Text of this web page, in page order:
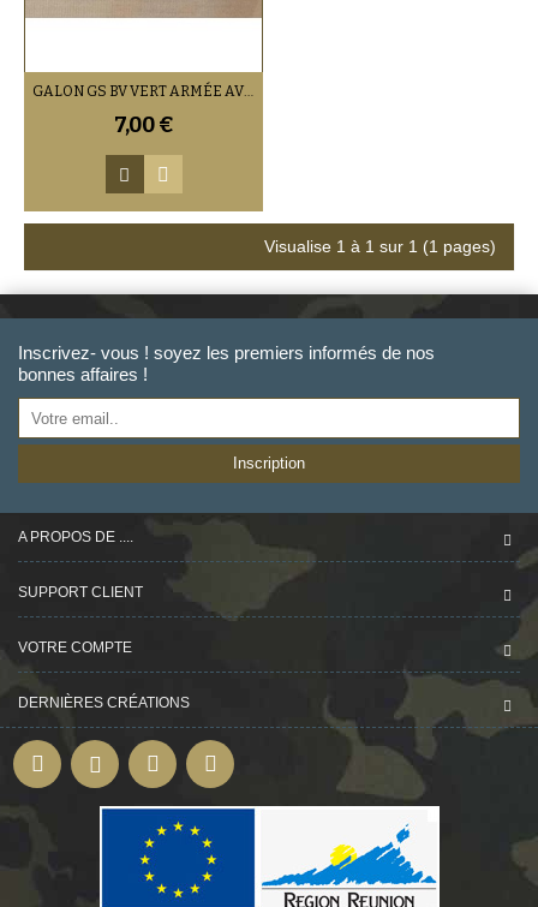
GALON GS BV VERT ARMÉE AVEC BOURDON (VENDU PAR DEUX)
7,00 €
Visualise 1 à 1 sur 1 (1 pages)
Inscrivez- vous ! soyez les premiers informés de nos
bonnes affaires !
Inscription
A PROPOS DE ....
SUPPORT CLIENT
VOTRE COMPTE
DERNIÈRES CRÉATIONS